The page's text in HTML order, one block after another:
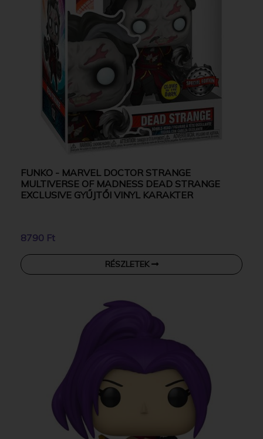
FUNKO - MARVEL DOCTOR STRANGE
MULTIVERSE OF MADNESS DEAD STRANGE
EXCLUSIVE GYŰJTŐI VINYL KARAKTER
8790 Ft
RÉSZLETEK